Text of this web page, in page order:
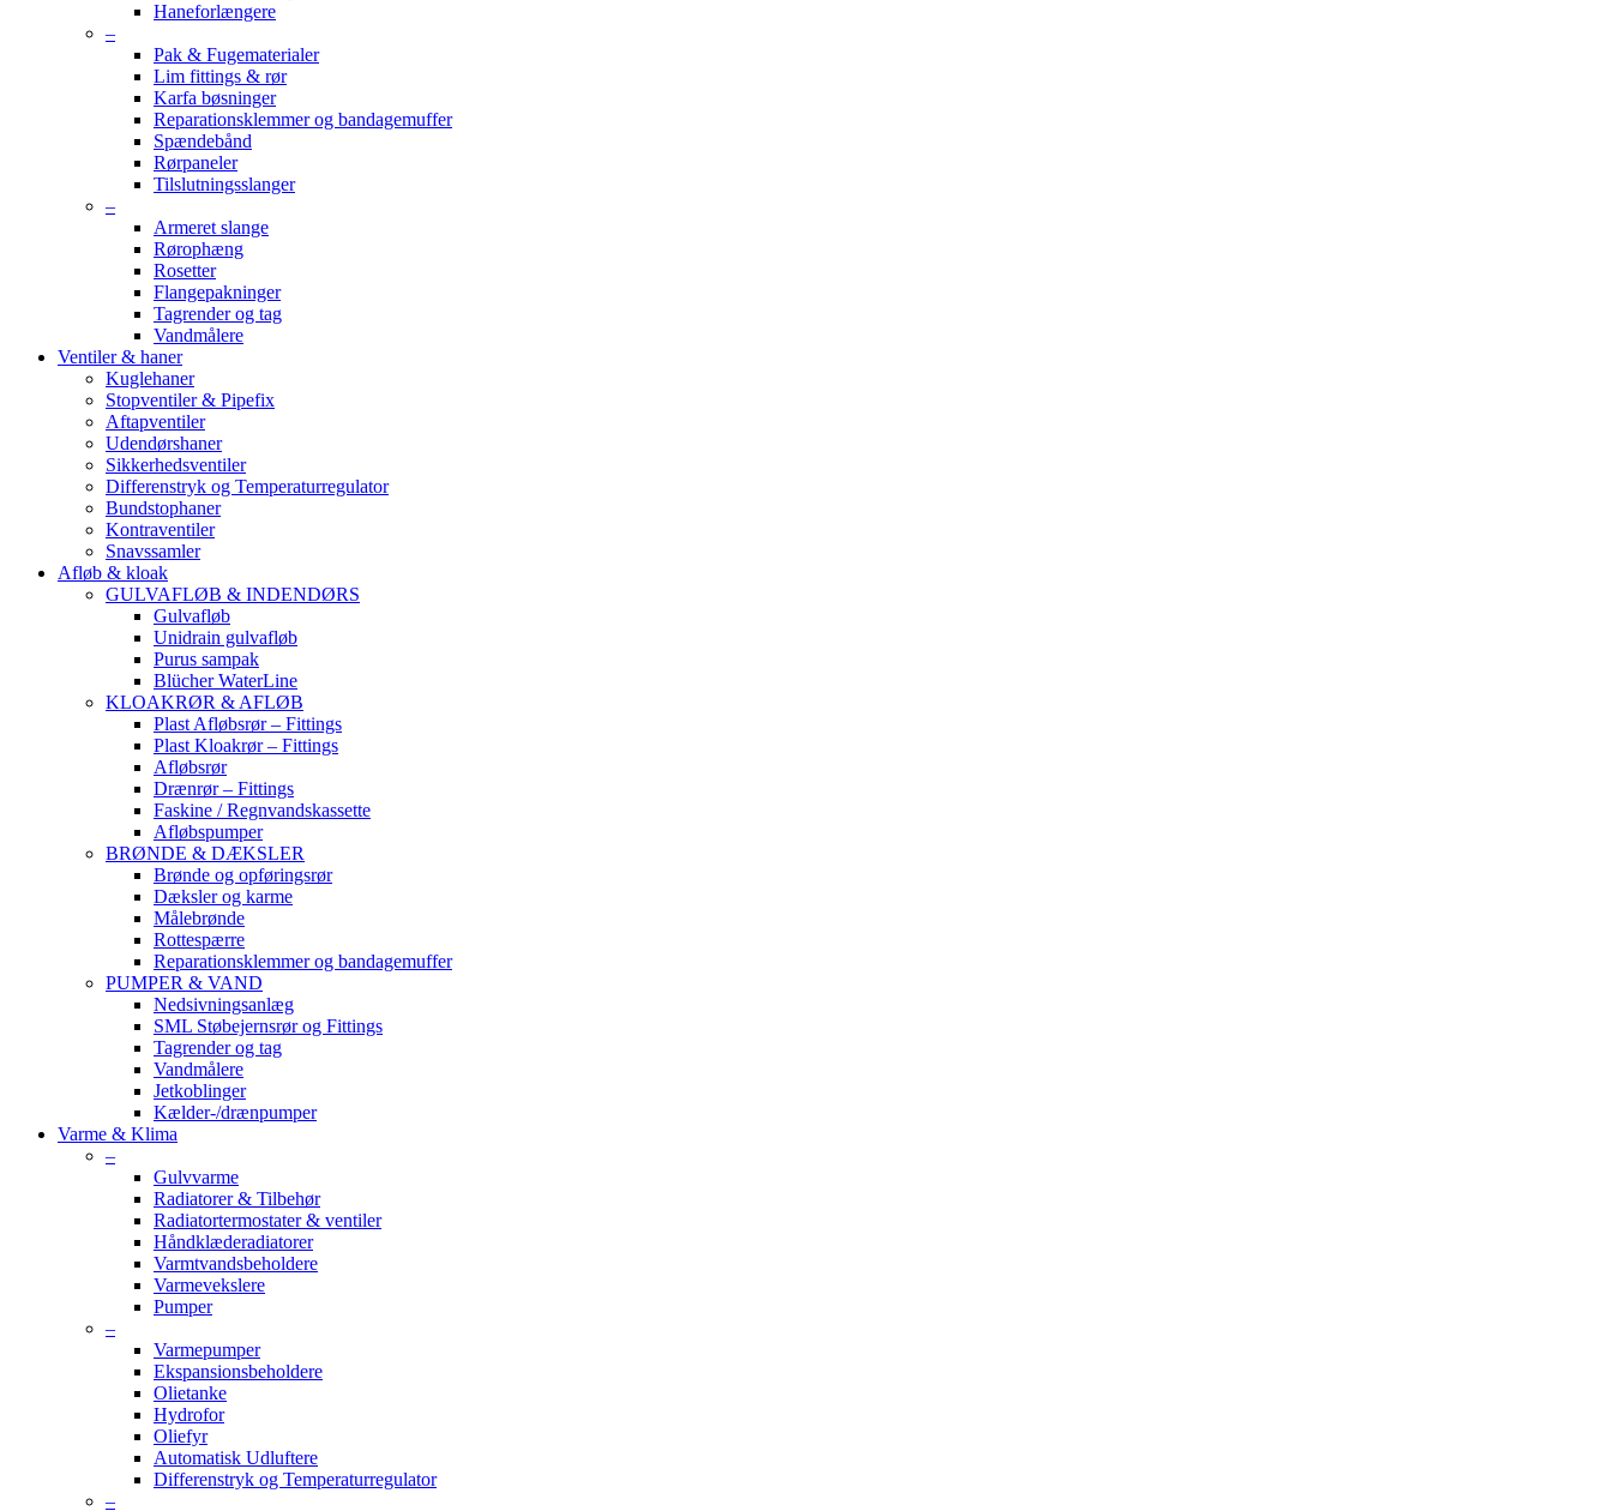
Haneforlængere
–
Pak & Fugematerialer
Lim fittings & rør
Karfa bøsninger
Reparationsklemmer og bandagemuffer
Spændebånd
Rørpaneler
Tilslutningsslanger
–
Armeret slange
Rørophæng
Rosetter
Flangepakninger
Tagrender og tag
Vandmålere
Ventiler & haner
Kuglehaner
Stopventiler & Pipefix
Aftapventiler
Udendørshaner
Sikkerhedsventiler
Differenstryk og Temperaturregulator
Bundstophaner
Kontraventiler
Snavssamler
Afløb & kloak
GULVAFLØB & INDENDØRS
Gulvafløb
Unidrain gulvafløb
Purus sampak
Blücher WaterLine
KLOAKRØR & AFLØB
Plast Afløbsrør – Fittings
Plast Kloakrør – Fittings
Afløbsrør
Drænrør – Fittings
Faskine / Regnvandskassette
Afløbspumper
BRØNDE & DÆKSLER
Brønde og opføringsrør
Dæksler og karme
Målebrønde
Rottespærre
Reparationsklemmer og bandagemuffer
PUMPER & VAND
Nedsivningsanlæg
SML Støbejernsrør og Fittings
Tagrender og tag
Vandmålere
Jetkoblinger
Kælder-/drænpumper
Varme & Klima
–
Gulvvarme
Radiatorer & Tilbehør
Radiatortermostater & ventiler
Håndklæderadiatorer
Varmtvandsbeholdere
Varmevekslere
Pumper
–
Varmepumper
Ekspansionsbeholdere
Olietanke
Hydrofor
Oliefyr
Automatisk Udluftere
Differenstryk og Temperaturregulator
–